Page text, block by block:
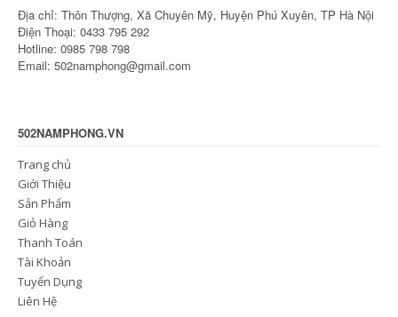
Địa chỉ: Thôn Thượng, Xã Chuyên Mỹ, Huyện Phú Xuyên, TP Hà Nội
Điện Thoại: 0433 795 292
Hotline: 0985 798 798
Email: 502namphong@gmail.com
502NAMPHONG.VN
Trang chủ
Giới Thiệu
Sản Phẩm
Giỏ Hàng
Thanh Toán
Tài Khoản
Tuyển Dụng
Liên Hệ